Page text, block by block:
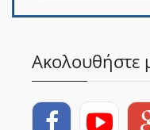
Ακολουθήστε